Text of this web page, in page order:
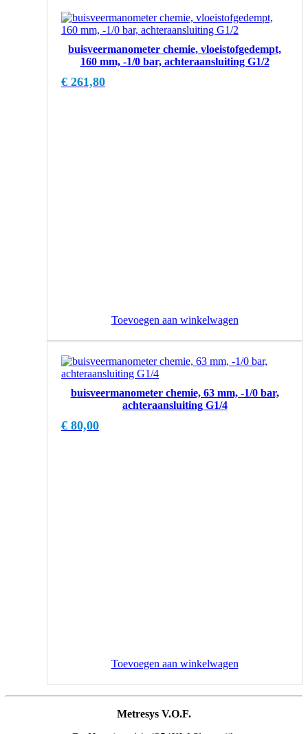
buisveermanometer chemie, vloeistofgedempt,
160 mm, -1/0 bar, achteraansluiting G1/2
€ 261,80
Toevoegen aan winkelwagen
buisveermanometer chemie, 63 mm, -1/0 bar,
achteraansluiting G1/4
€ 80,00
Toevoegen aan winkelwagen
Metresys V.O.F.